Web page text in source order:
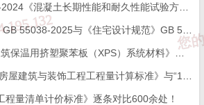
土长期性能和耐久性能试验方法标准》国家标准勘误的说明
2025与《住宅设计规范》GB 50096-2011的对比及新增部分条文
挤塑聚苯板（XPS）系统材料》新旧标准条款变化对比
装饰工程工程量计算标准》与“13规范”，新清单调整500余处！
程量清单计价标准》逐条对比600余处！